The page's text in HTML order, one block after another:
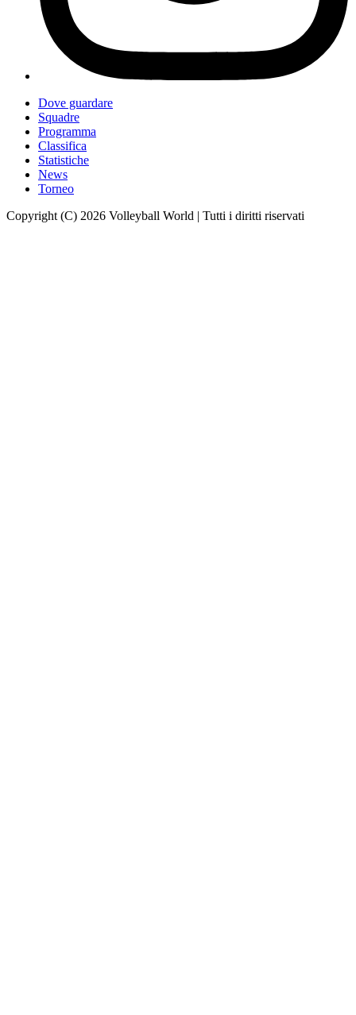
Dove guardare
Squadre
Programma
Classifica
Statistiche
News
Torneo
Copyright (C) 2026 Volleyball World | Tutti i diritti riservati